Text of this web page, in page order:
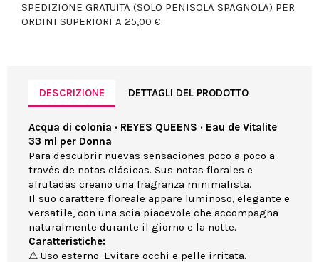
SPEDIZIONE GRATUITA (SOLO PENISOLA SPAGNOLA) PER
ORDINI SUPERIORI A 25,00 €.
DESCRIZIONE DETTAGLI DEL PRODOTTO
Acqua di colonia · REYES QUEENS · Eau de Vitalite
33 ml per Donna
Para descubrir nuevas sensaciones poco a poco a
través de notas clásicas. Sus notas florales e
afrutadas creano una fragranza minimalista.
Il suo carattere floreale appare luminoso, elegante e
versatile, con una scia piacevole che accompagna
naturalmente durante il giorno e la notte.
Caratteristiche:
⚠ Uso esterno. Evitare occhi e pelle irritata.